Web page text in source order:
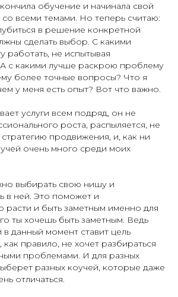
обучение и начинала свой
со всеми темами. Но теперь считаю:
в решение конкретной
сделать выбор. С какими
работать, не испытывая
с какими лучше раскрою проблему
более точные вопросы? Что я
у меня есть опыт? Вот что важно.
услуги всем подряд, он не
роста, распыляется, не
продвижения, и, как ни
очень много среди моих
выбирать свою нишу и
в ней. Это поможет и
расти и быть заметным именно для
ты хочешь быть заметным. Ведь
данный момент ставит цель
как правило, не хочет разбираться
проблемами. И для разных
разных коучей, которые даже
отличаться.